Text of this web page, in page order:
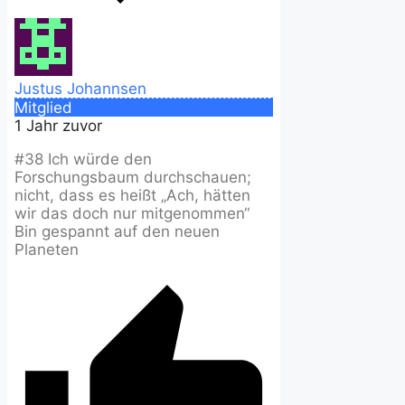
Justus Johannsen
Mitglied
1 Jahr zuvor
#38 Ich würde den
Forschungsbaum durchschauen;
nicht, dass es heißt „Ach, hätten
wir das doch nur mitgenommen“
Bin gespannt auf den neuen
Planeten